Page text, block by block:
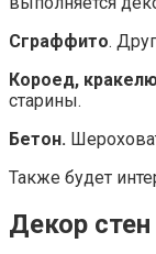
Сграффито.
Короед,
старины.
Бетон.
Также будет
Декор